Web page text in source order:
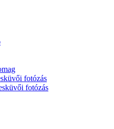
fotózás
fotózás